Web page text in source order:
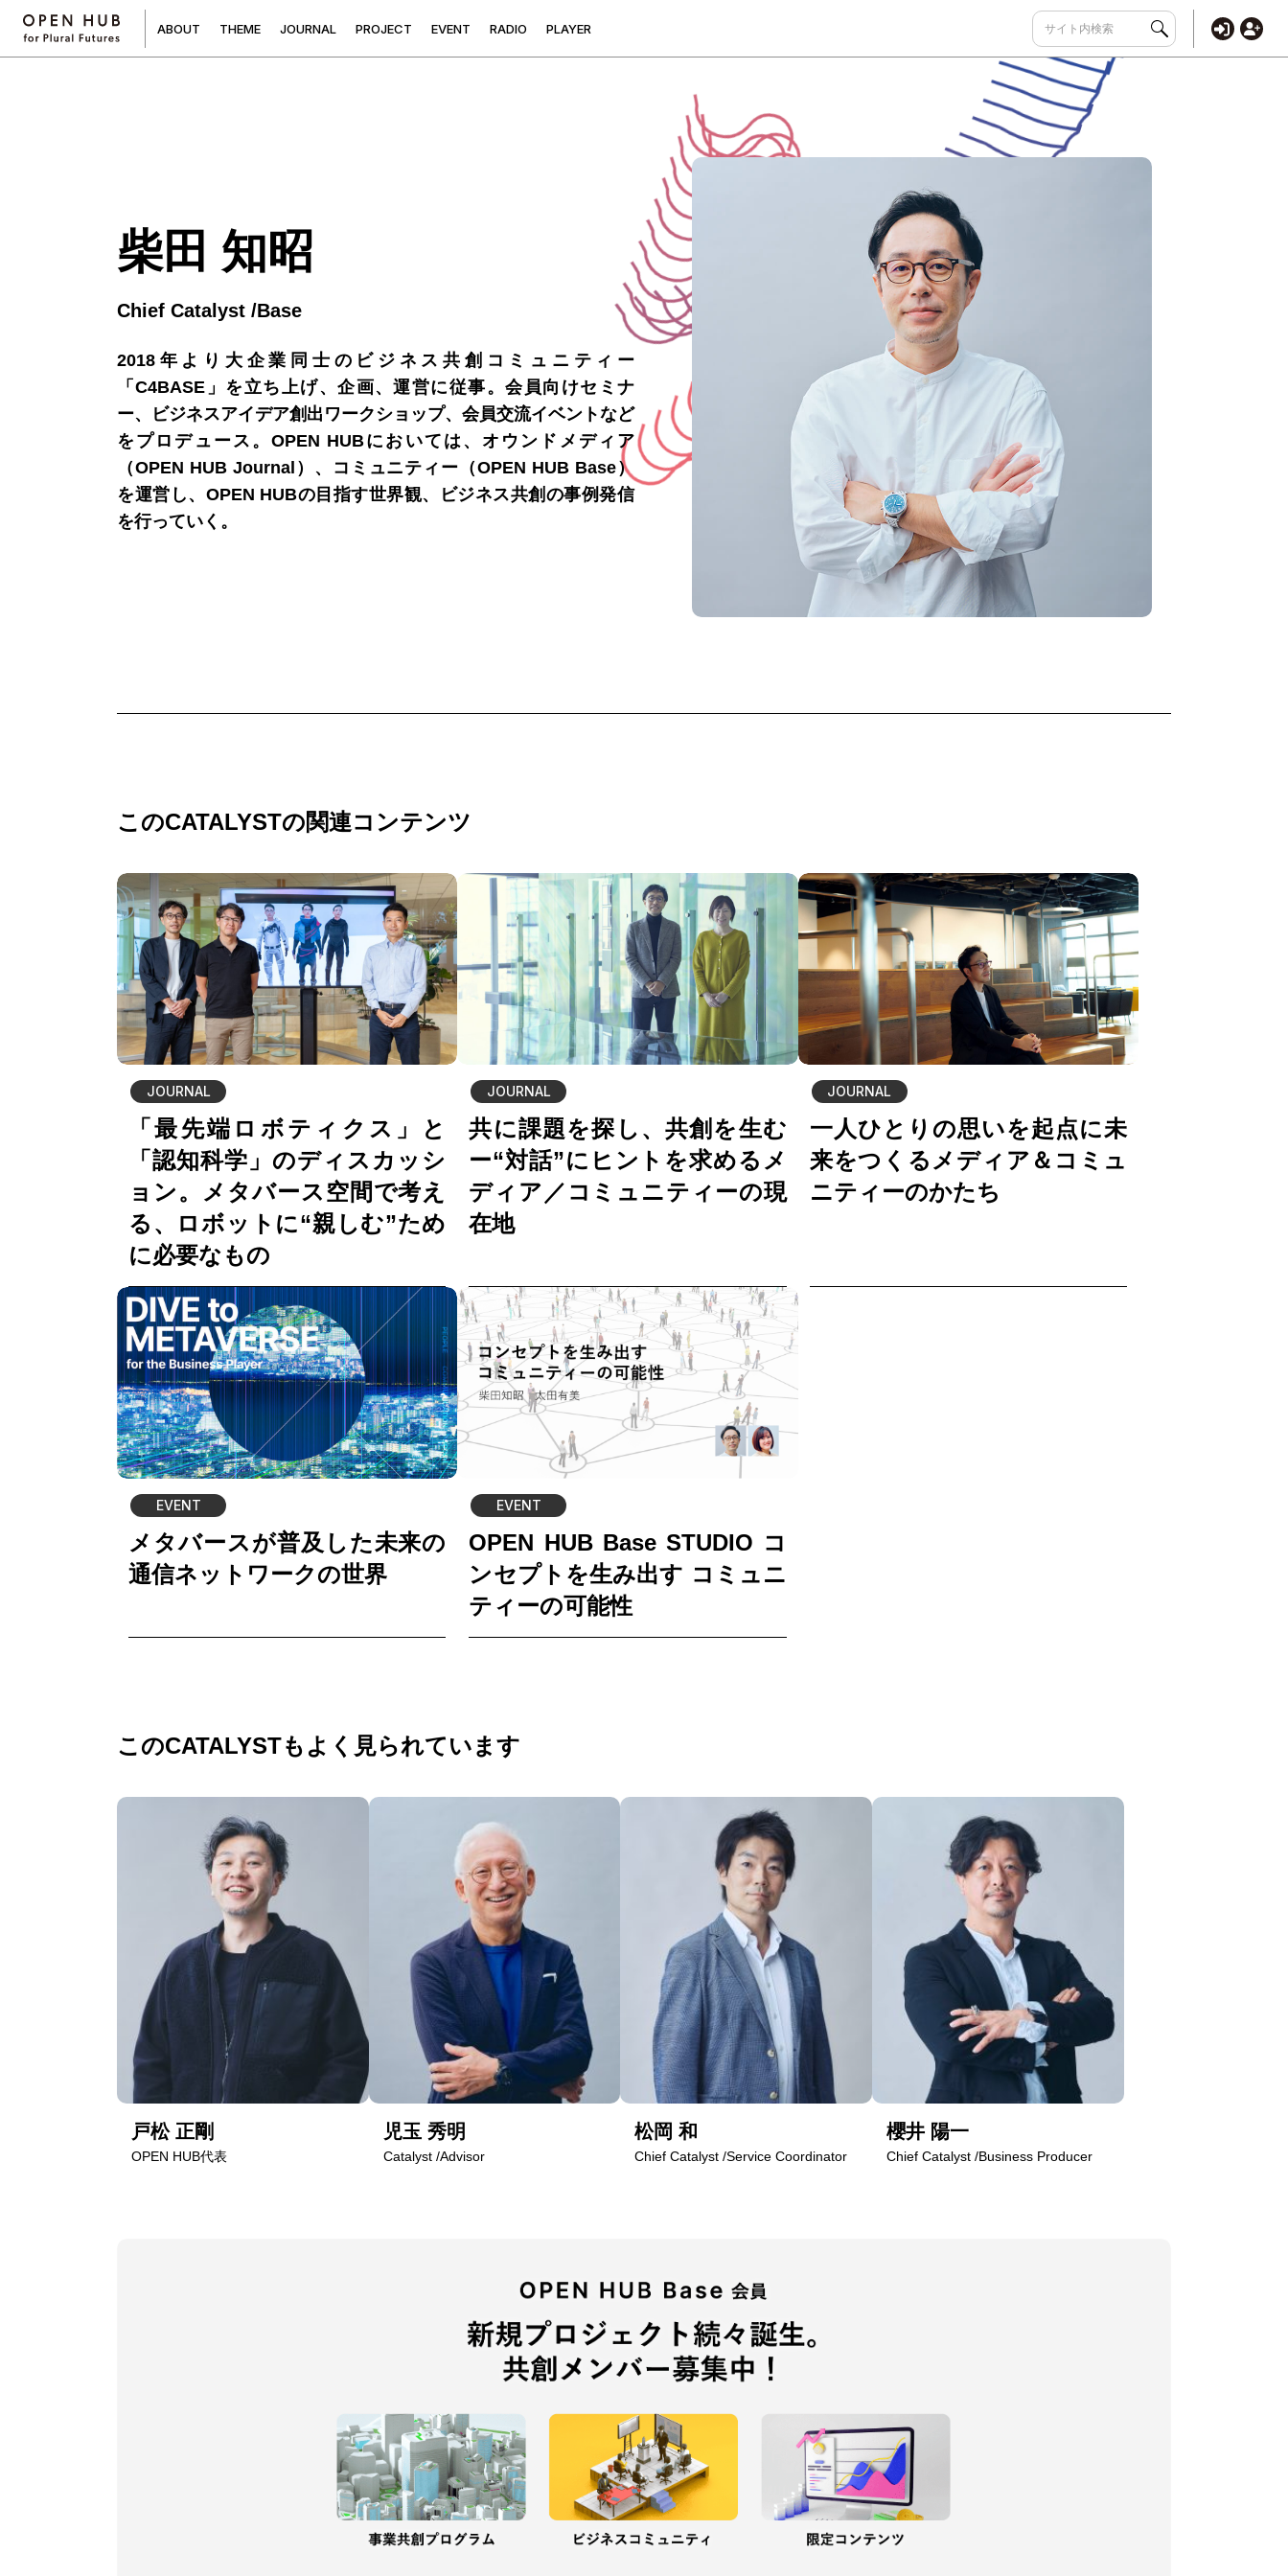
ABOUT THEME JOURNAL PROJECT EVENT RADIO PLAYER
柴田 知昭
Chief Catalyst /Base
2018年より大企業同士のビジネス共創コミュニティー
「C4BASE」を立ち上げ、企画、運営に従事。会員向けセミナ
ー、ビジネスアイデア創出ワークショップ、会員交流イベントなど
をプロデュース。OPEN HUBにおいては、オウンドメディア
（OPEN HUB Journal）、コミュニティー（OPEN HUB Base）
を運営し、OPEN HUBの目指す世界観、ビジネス共創の事例発信
を行っていく。
このCATALYSTの関連コンテンツ
JOURNAL
「最先端ロボティクス」と
「認知科学」のディスカッシ
ョン。メタバース空間で考え
る、ロボットに“親しむ”ため
に必要なもの
JOURNAL
共に課題を探し、共創を生む
ー“対話”にヒントを求めるメ
ディア／コミュニティーの現
在地
JOURNAL
一人ひとりの思いを起点に未
来をつくるメディア＆コミュ
ニティーのかたち
EVENT
メタバースが普及した未来の
通信ネットワークの世界
EVENT
OPEN HUB Base STUDIO コ
ンセプトを生み出す コミュニ
ティーの可能性
このCATALYSTもよく見られています
戸松 正剛
OPEN HUB代表
児玉 秀明
Catalyst /Advisor
松岡 和
Chief Catalyst /Service Coordinator
櫻井 陽一
Chief Catalyst /Business Producer